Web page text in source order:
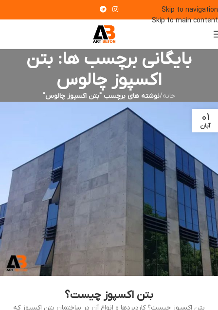
Skip to navigation
Skip to main content
بایگانی برچسب ها: بتن
اکسپوز چالوس
خانه/نوشته های برچسب "بتن اکسپوز چالوس"
01
آبان
بتن اکسپوز چیست؟
بتن اکسپوز چیست؟ کاردبردها و انواع آن در ساختمان بتن اکسپوز که